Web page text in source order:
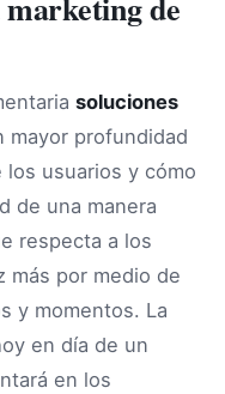
soluciones
mayor profundidad
usuarios y cómo
de una manera
respecta a los
más por medio de
y momentos. La
en día de un
en los